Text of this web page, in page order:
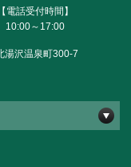
【電話受付時間】
10:00～17:00
沢温泉町300-7